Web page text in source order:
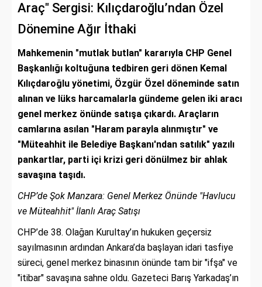
Araç" Sergisi: Kılıçdaroğlu’ndan Özel
Dönemine Ağır İthaki
Mahkemenin "mutlak butlan" kararıyla CHP Genel
Başkanlığı koltuğuna tedbiren geri dönen Kemal
Kılıçdaroğlu yönetimi, Özgür Özel döneminde satın
alınan ve lüks harcamalarla gündeme gelen iki aracı
genel merkez önünde satışa çıkardı. Araçların
camlarına asılan "Haram parayla alınmıştır" ve
"Müteahhit ile Belediye Başkanı'ndan satılık" yazılı
pankartlar, parti içi krizi geri dönülmez bir ahlak
savaşına taşıdı.
CHP’de Şok Manzara: Genel Merkez Önünde "Havlucu
ve Müteahhit" İlanlı Araç Satışı
CHP’de 38. Olağan Kurultay’ın hukuken geçersiz
sayılmasının ardından Ankara’da başlayan idari tasfiye
süreci, genel merkez binasının önünde tam bir "ifşa" ve
"itibar" savaşına sahne oldu. Gazeteci Barış Yarkadaş’ın